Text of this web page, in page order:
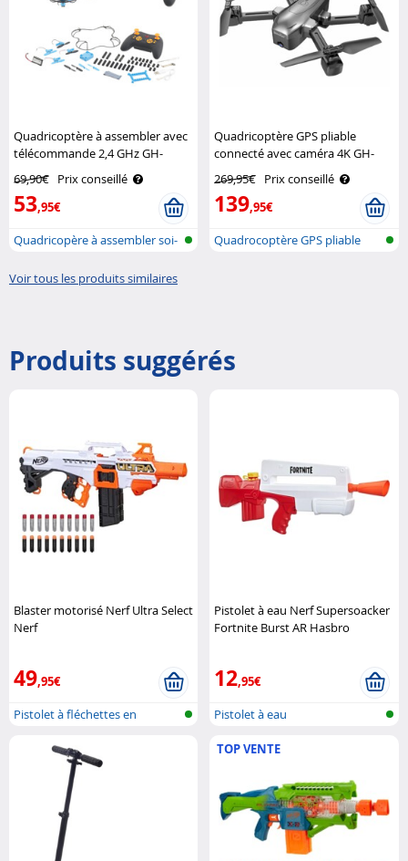
Quadricoptère à assembler avec
télécommande 2,4 GHz GH-
69,90€ Prix conseillé
53,95€
Quadricopère à assembler soi-
Quadricoptère GPS pliable
connecté avec caméra 4K GH-
269,95€ Prix conseillé
139,95€
Quadrocoptère GPS pliable
Voir tous les produits similaires
Produits suggérés
Blaster motorisé Nerf Ultra Select
Nerf
49,95€
Pistolet à fléchettes en
Pistolet à eau Nerf Supersoacker
Fortnite Burst AR Hasbro
12,95€
Pistolet à eau
TOP VENTE